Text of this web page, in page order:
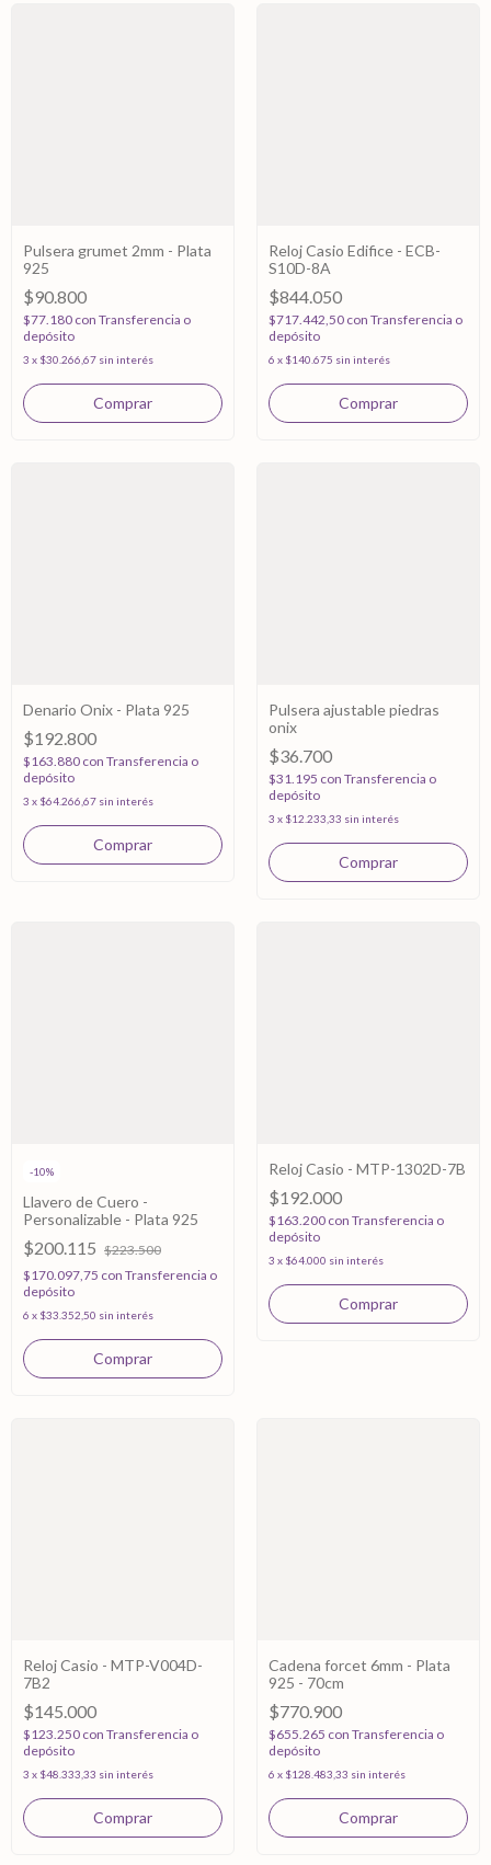
Pulsera grumet 2mm - Plata
925
$90.800
$77.180 con Transferencia o
depósito
3 x $30.266,67 sin interés
Reloj Casio Edifice - ECB-
S10D-8A
$844.050
$717.442,50 con Transferencia o
depósito
6 x $140.675 sin interés
Denario Onix - Plata 925
$192.800
$163.880 con Transferencia o
depósito
3 x $64.266,67 sin interés
Pulsera ajustable piedras
onix
$36.700
$31.195 con Transferencia o
depósito
3 x $12.233,33 sin interés
-10%
Llavero de Cuero -
Personalizable - Plata 925
$200.115 $223.500
$170.097,75 con Transferencia o
depósito
6 x $33.352,50 sin interés
Reloj Casio - MTP-1302D-7B
$192.000
$163.200 con Transferencia o
depósito
3 x $64.000 sin interés
Reloj Casio - MTP-V004D-
7B2
$145.000
$123.250 con Transferencia o
depósito
3 x $48.333,33 sin interés
Cadena forcet 6mm - Plata
925 - 70cm
$770.900
$655.265 con Transferencia o
depósito
6 x $128.483,33 sin interés